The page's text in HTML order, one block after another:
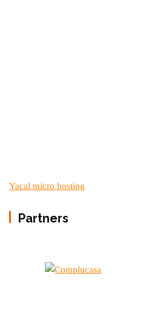
Yacal micro hosting
Partners